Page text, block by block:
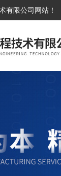
有限公司 网站！